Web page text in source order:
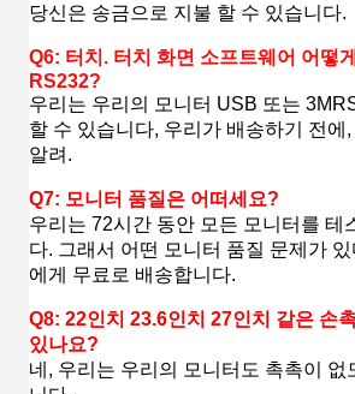
당신은 송금으로 지불 할 수 있습니다.
Q6: 터치. 터치 화면 소프트웨어 어떻
RS232?
우리는 우리의 모니터 USB 또는
할 수 있습니다, 우리가 배송하기 전에,
알려.
Q7: 모니터 품질은 어떠세요?
우리는 72시간 동안 모든 모니터를 테
다. 그래서 어떤 모니터 품질 문제가
에게 무료로 배송합니다.
Q8: 22인치 23.6인치 27인치 같은 손
있나요?
네, 우리는 우리의 모니터도 촉촉이 없